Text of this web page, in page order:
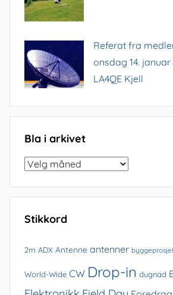
Referat fra
onsdag 14.
LA4QE Kjell
Bla i arkivet
Bla
arkivet
Stikkord
2m ADX Antenne antenner
World-Wide CW Drop-in dugnad